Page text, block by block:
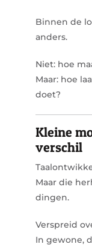
Binnen de
anders.
Niet: hoe
Maar: hoe
doet?
Kleine
verschil
Maar die
dingen.
Verspreid
In gewone,